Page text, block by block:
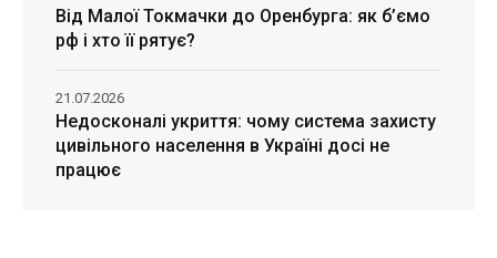
Від Малої Токмачки до Оренбурга: як б’ємо
рф і хто її рятує?
Недосконалі укриття: чому система захисту
цивільного населення в Україні досі не
працює
21.07.2026